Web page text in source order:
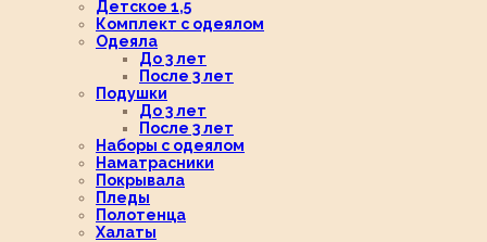
Детское 1,5
Комплект с одеялом
Одеяла
До 3 лет
После 3 лет
Подушки
До 3 лет
После 3 лет
Наборы с одеялом
Наматрасники
Покрывала
Пледы
Полотенца
Халаты